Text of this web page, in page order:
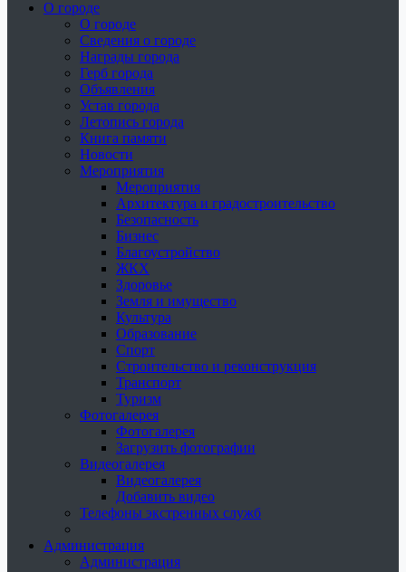
О городе
О городе
Сведения о городе
Награды города
Герб города
Объявления
Устав города
Летопись города
Книга памяти
Новости
Мероприятия
Мероприятия
Архитектура и градостроительство
Безопасность
Бизнес
Благоустройство
ЖКХ
Здоровье
Земля и имущество
Культура
Образование
Спорт
Строительство и реконструкция
Транспорт
Туризм
Фотогалерея
Фотогалерея
Загрузить фотографии
Видеогалерея
Видеогалерея
Добавить видео
Телефоны экстренных служб
Администрация
Администрация